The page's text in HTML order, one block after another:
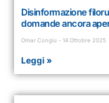
Disinformazione
domande ancora
Omar Congiu 14 Ottobre 2025
Leggi »